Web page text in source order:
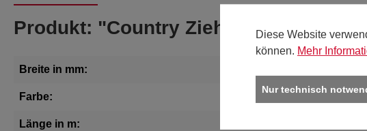
Produkt: "Country Ziehschleifenband
Breite in mm:
Farbe: hellgrün
Länge in m:
Diese Website
können. Mehr
Nur technisch